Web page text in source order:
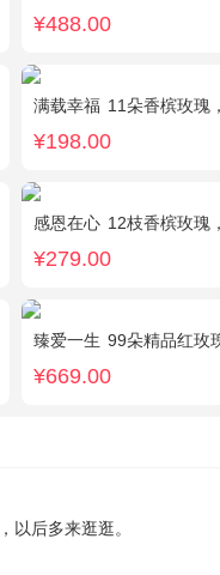
¥488.00
满载幸福 11朵香槟玫瑰，1支
¥198.00
感恩在心 12枝香槟玫瑰，2
¥279.00
臻爱一生 99朵精品红玫
¥669.00
以后多来逛逛。